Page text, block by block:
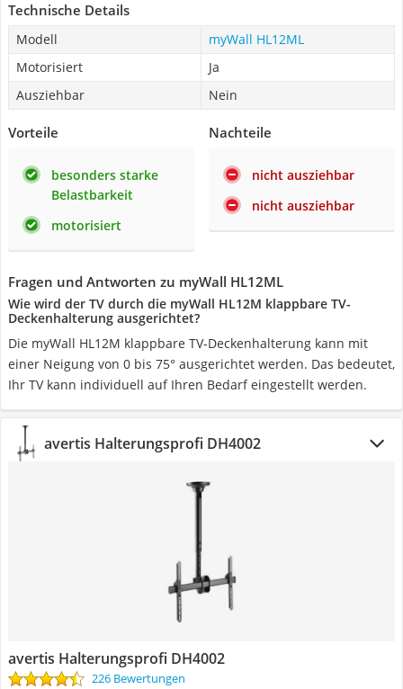
Technische Details
Modell
myWall HL12ML
Motorisiert
Ja
Ausziehbar
Nein
Vorteile
besonders starke
Belastbarkeit
motorisiert
Nachteile
nicht ausziehbar
nicht ausziehbar
Fragen und Antworten zu myWall HL12ML
Wie wird der TV durch die myWall HL12M klappbare TV-
Deckenhalterung ausgerichtet?
Die myWall HL12M klappbare TV-Deckenhalterung kann mit
einer Neigung von 0 bis 75° ausgerichtet werden. Das bedeutet,
Ihr TV kann individuell auf Ihren Bedarf eingestellt werden.
avertis Halterungsprofi DH4002
avertis Halterungsprofi DH4002
226 Bewertungen